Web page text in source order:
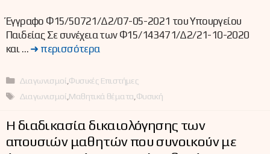
Έγγραφο Φ15/50721/Δ2/07-05-2021 του Υπουργείου
Παιδείας Σε συνέχεια των Φ15/143471/Δ2/21-10-2020
και … ➜ περισσότερα
Κατηγορίες
Διαγωνισμοί Φυσικές Επιστήμες
Ετικέτες
Διαγωνισμοί Μαθητικά θέματα Φυσική
Η διαδικασία δικαιολόγησης των
απουσιών μαθητών που συνοικούν με